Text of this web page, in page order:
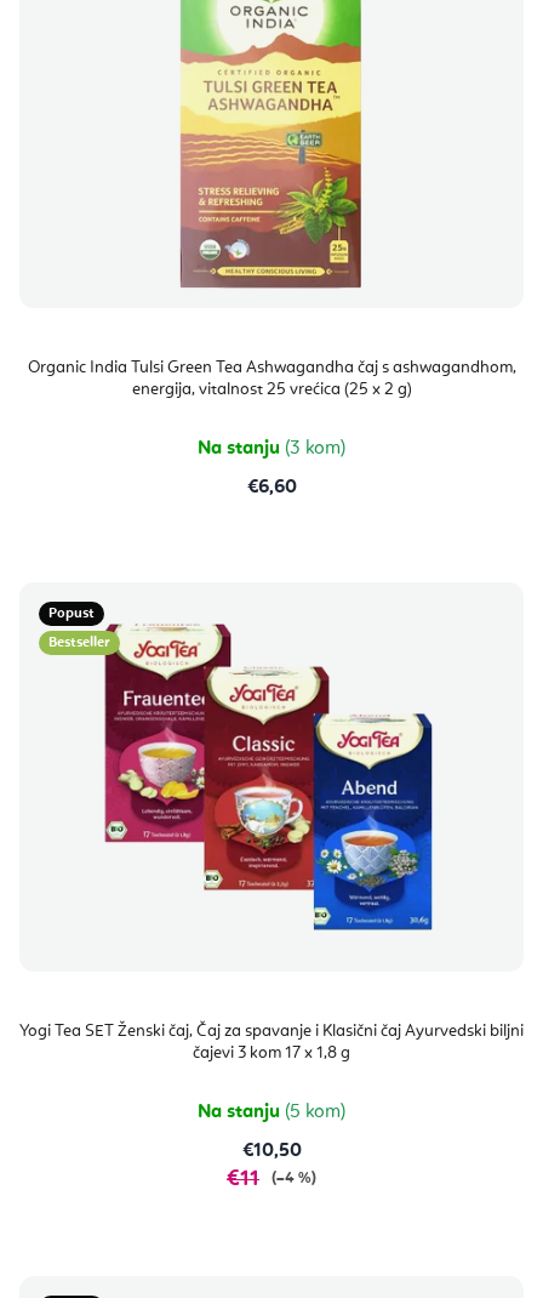
Organic India Tulsi Green Tea Ashwagandha čaj s ashwagandhom,
energija, vitalnost 25 vrećica (25 x 2 g)
Na stanju (3 kom)
€6,60
Popust
Bestseller
Yogi Tea SET Ženski čaj, Čaj za spavanje i Klasični čaj Ayurvedski biljni
čajevi 3 kom 17 x 1,8 g
Na stanju (5 kom)
€10,50
€11 (–4 %)